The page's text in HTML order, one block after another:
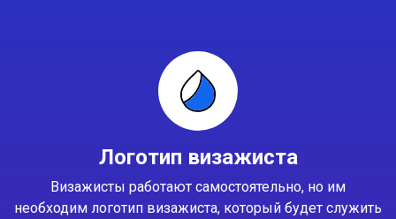
Логотип визажиста
Визажисты работают самостоятельно, но им
необходим логотип визажиста, который будет служить